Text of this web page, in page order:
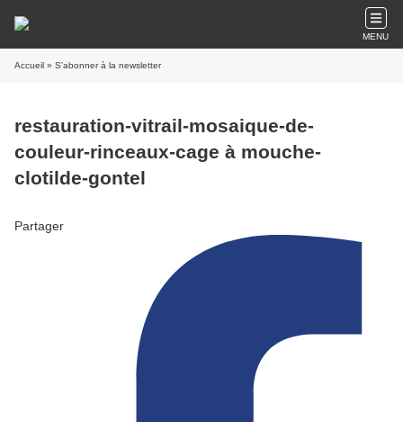
MENU
Accueil » S'abonner à la newsletter
restauration-vitrail-mosaique-de-
couleur-rinceaux-cage à mouche-
clotilde-gontel
Partager